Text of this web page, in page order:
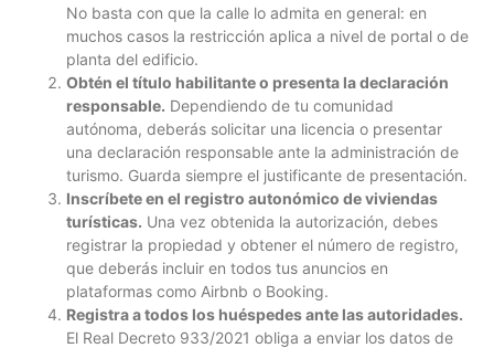
No basta con que la calle lo admita en general: en
muchos casos la restricción aplica a nivel de portal o de
planta del edificio.
Obtén el título habilitante o presenta la declaración
responsable. Dependiendo de tu comunidad
autónoma, deberás solicitar una licencia o presentar
una declaración responsable ante la administración de
turismo. Guarda siempre el justificante de presentación.
Inscríbete en el registro autonómico de viviendas
turísticas. Una vez obtenida la autorización, debes
registrar la propiedad y obtener el número de registro,
que deberás incluir en todos tus anuncios en
plataformas como Airbnb o Booking.
Registra a todos los huéspedes ante las autoridades.
El Real Decreto 933/2021 obliga a enviar los datos de